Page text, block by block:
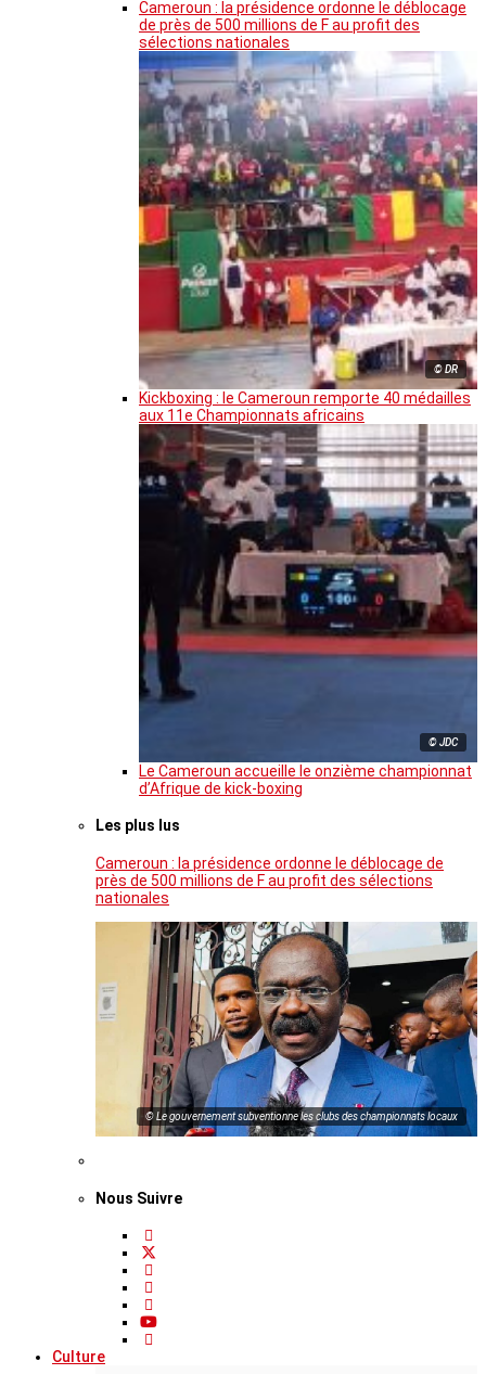
Cameroun : la présidence ordonne le déblocage
de près de 500 millions de F au profit des
sélections nationales
© DR
Kickboxing : le Cameroun remporte 40 médailles
aux 11e Championnats africains
© JDC
Le Cameroun accueille le onzième championnat
d’Afrique de kick-boxing
Les plus lus
Cameroun : la présidence ordonne le déblocage de
près de 500 millions de F au profit des sélections
nationales
© Le gouvernement subventionne les clubs des championnats locaux
Nous Suivre
Culture